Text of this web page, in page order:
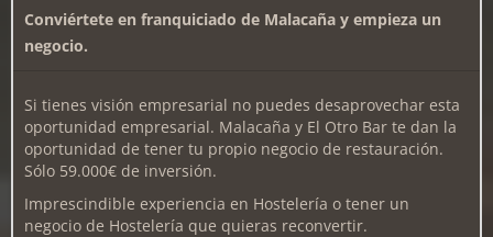
ÚNETE A
MALACAÑA
Conviértete en franquiciado de Malacaña y empieza un
negocio.
Si tienes visión empresarial no puedes desaprovechar esta
oportunidad empresarial. Malacaña y El Otro Bar te dan la
oportunidad de tener tu propio negocio de restauración.
Sólo 59.000€ de inversión.
Imprescindible experiencia en Hostelería o tener un
negocio de Hostelería que quieras reconvertir.